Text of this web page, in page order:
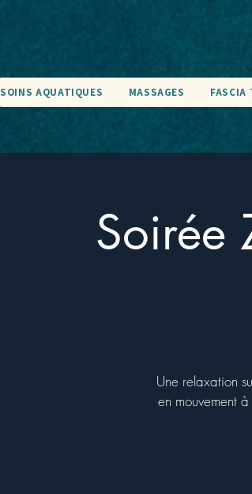
SOINS AQUATIQUES MASSAGES FASCIA
Soirée
Une relaxation
en mouvement